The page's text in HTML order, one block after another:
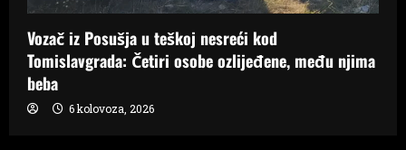
Vozač iz Posušja u teškoj nesreći kod
Tomislavgrada: Četiri osobe ozlijeđene, među njima
beba
6 kolovoza, 2026